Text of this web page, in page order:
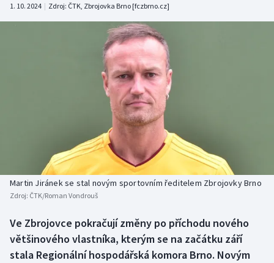
Biatlon
Boby a skeleton
Box
Curling
Aplikace ČT sport
AZ kvíz
1. 10. 2024 | Zdroj: ČTK, Zbrojovka Brno [fczbrno.cz]
Martin Jiránek se stal novým sportovním ředitelem Zbrojovky Brno
Zdroj: ČTK/Roman Vondrouš
Ve Zbrojovce pokračují změny po příchodu nového
většinového vlastníka, kterým se na začátku září
stala Regionální hospodářská komora Brno. Novým